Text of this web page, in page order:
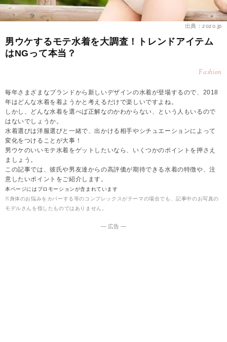
出典：zozo.jp
男ウケするモテ水着を大調査！トレンドアイテム
はNGって本当？
Fashion
毎年さまざまなブランドから新しいデザインの水着が登場するので、2018
年はどんな水着を着ようかと考えるだけで楽しいですよね。
しかし、どんな水着を選べば正解なのかわからない、という人もいるので
はないでしょうか。
水着選びは洋服選びと一緒で、出かける相手やシチュエーションによって
変化をつけることが大事！
男ウケのいいモテ水着をゲットしたいなら、いくつかのポイントを押さえ
ましょう。
この記事では、彼氏や男友達からの高評価が期待できる水着の特徴や、注
意したいポイントをご紹介します。
本ページにはプロモーションが含まれています
※身体のお悩みをカバーする等のコンプレックスがテーマの場合でも、記事中のお写真の
モデルさんを指したものではありません。
― 広告 ―